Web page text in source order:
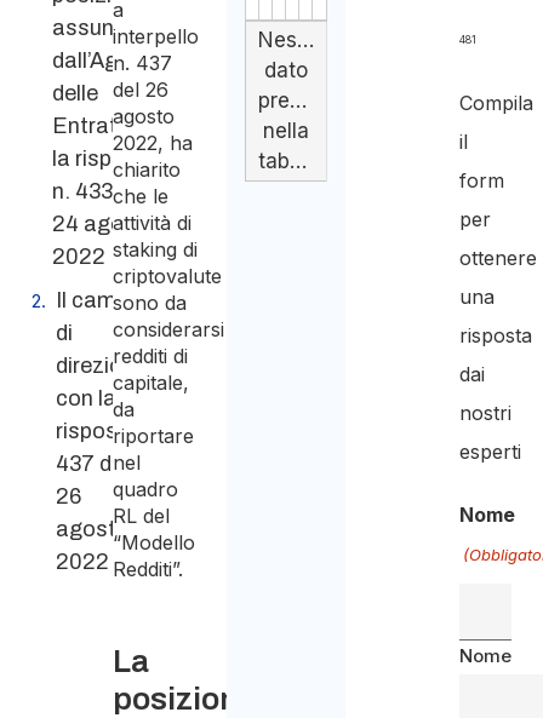
assunta
dall’Agenzia
delle
Entrate con
la risposta
n. 433 del
24 agosto
2022
Il cambio
di
direzione
con la
risposta
437 del
26
agosto
2022
a
interpello
n. 437
del 26
agosto
2022, ha
chiarito
che le
attività di
staking di
criptovalute
sono da
considerarsi
redditi di
capitale,
da
riportare
nel
quadro
RL del
“Modello
Redditi”.
La
posizione
Nessun
dato
presente
nella
tabella
481
Compila
il
form
per
ottenere
una
risposta
dai
nostri
esperti
Nome
Nome